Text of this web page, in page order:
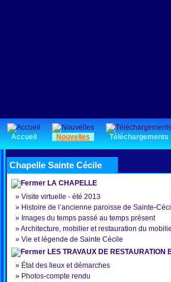
Accueil Nouvelles Téléchargements
Chapelle Sainte Cécile
LA CHAPELLE
» Visite virtuelle - été 2013
» Histoire de l’ancienne paroisse de Sainte-
» Images du temps passé au temps présent
»Architecture, mobilier et restauration du
» Vie et légende de Sainte Cécile
LES TRAVAUX DE RESTAURATION
» État des lieux et démarches
» Photos-compte rendu